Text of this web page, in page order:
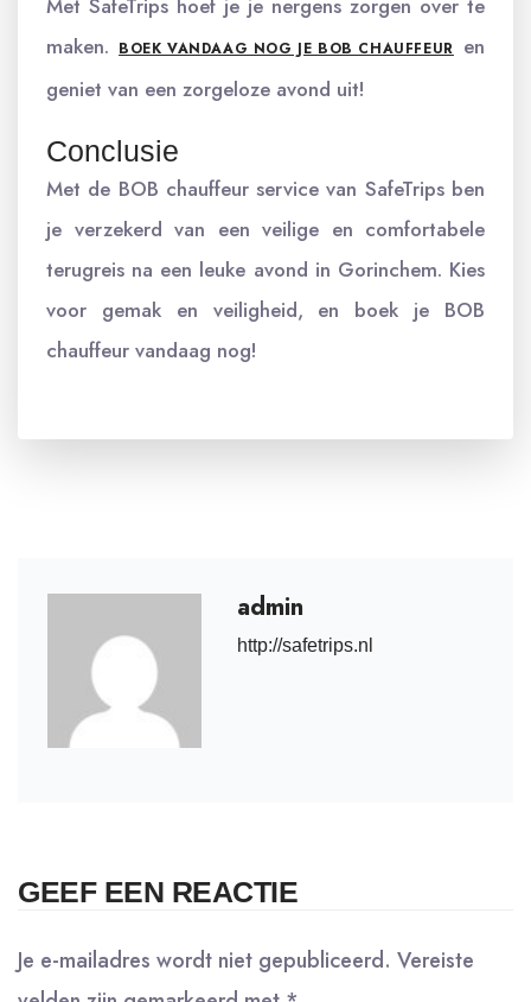
Met SafeTrips hoef je je nergens zorgen over te
maken. BOEK VANDAAG NOG JE BOB CHAUFFEUR en
geniet van een zorgeloze avond uit!
Conclusie
Met de BOB chauffeur service van SafeTrips ben
je verzekerd van een veilige en comfortabele
terugreis na een leuke avond in Gorinchem. Kies
voor gemak en veiligheid, en boek je BOB
chauffeur vandaag nog!
admin
http://safetrips.nl
GEEF EEN REACTIE
Je e-mailadres wordt niet gepubliceerd. Vereiste